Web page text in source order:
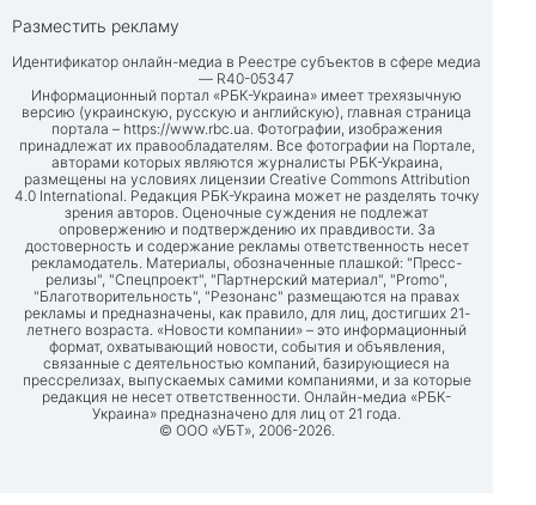
Разместить рекламу
Идентификатор онлайн-медиа в Реестре субъектов в сфере медиа
— R40-05347
Информационный портал «РБК-Украина» имеет трехязычную
версию (украинскую, русскую и английскую), главная страница
портала – https://www.rbc.ua. Фотографии, изображения
принадлежат их правообладателям. Все фотографии на Портале,
авторами которых являются журналисты РБК-Украина,
размещены на условиях лицензии Creative Commons Attribution
4.0 International. Редакция РБК-Украина может не разделять точку
зрения авторов. Оценочные суждения не подлежат
опровержению и подтверждению их правдивости. За
достоверность и содержание рекламы ответственность несет
рекламодатель. Материалы, обозначенные плашкой: "Пресс-
релизы", "Спецпроект", "Партнерский материал", "Promo",
"Благотворительность", "Резонанс" размещаются на правах
рекламы и предназначены, как правило, для лиц, достигших 21-
летнего возраста. «Новости компании» – это информационный
формат, охватывающий новости, события и объявления,
связанные с деятельностью компаний, базирующиеся на
прессрелизах, выпускаемых самими компаниями, и за которые
редакция не несет ответственности. Онлайн-медиа «РБК-
Украина» предназначено для лиц от 21 года.
© ООО «УБТ», 2006-2026.